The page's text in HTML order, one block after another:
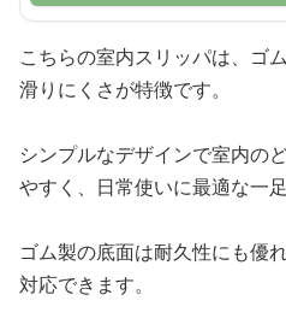
こちらの室内スリッパは、ゴ
滑りにくさが特徴です。
シンプルなデザインで室内の
やすく、日常使いに最適な一
ゴム製の底面は耐久性にも優
対応できます。